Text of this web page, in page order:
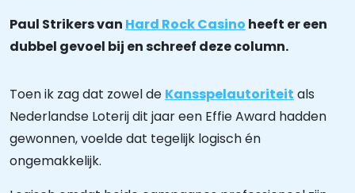
Paul Strikers van Hard Rock Casino heeft er een
dubbel gevoel bij en schreef deze column.
Toen ik zag dat zowel de Kansspelautoriteit als
Nederlandse Loterij dit jaar een Effie Award hadden
gewonnen, voelde dat tegelijk logisch én
ongemakkelijk.